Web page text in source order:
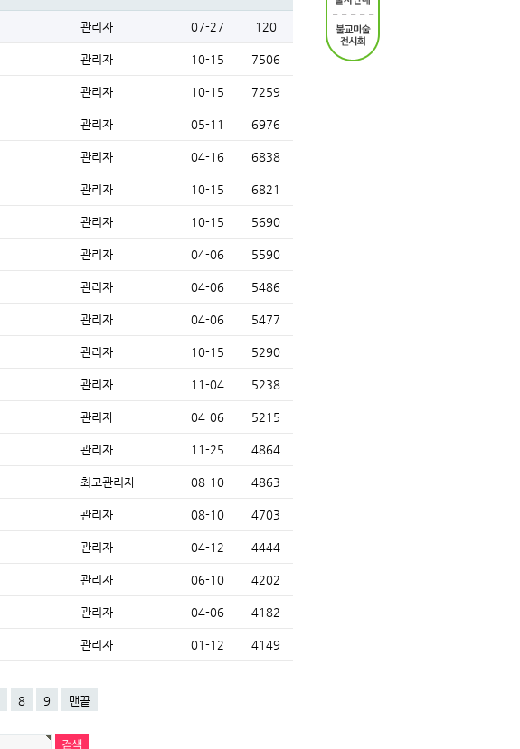
관리자 07-27 120
관리자 10-15 7506
관리자 10-15 7259
관리자 05-11 6976
관리자 04-16 6838
관리자 10-15 6821
관리자 10-15 5690
관리자 04-06 5590
관리자 04-06 5486
관리자 04-06 5477
관리자 10-15 5290
관리자 11-04 5238
관리자 04-06 5215
관리자 11-25 4864
최고관리자 08-10 4863
관리자 08-10 4703
관리자 04-12 4444
관리자 06-10 4202
관리자 04-06 4182
관리자 01-12 4149
8 9 맨끝